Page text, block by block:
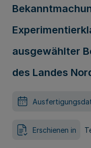
ausgewählter
des Landes
Erschienen in